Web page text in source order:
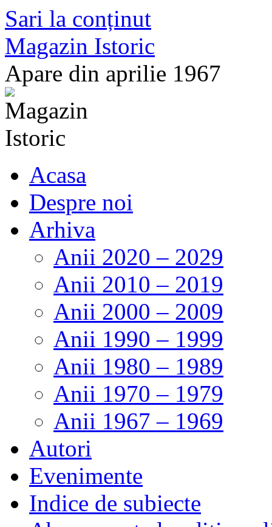
Sari la conținut
Magazin Istoric
Apare din aprilie 1967
Acasa
Despre noi
Arhiva
Anii 2020 – 2029
Anii 2010 – 2019
Anii 2000 – 2009
Anii 1990 – 1999
Anii 1980 – 1989
Anii 1970 – 1979
Anii 1967 – 1969
Autori
Evenimente
Indice de subiecte